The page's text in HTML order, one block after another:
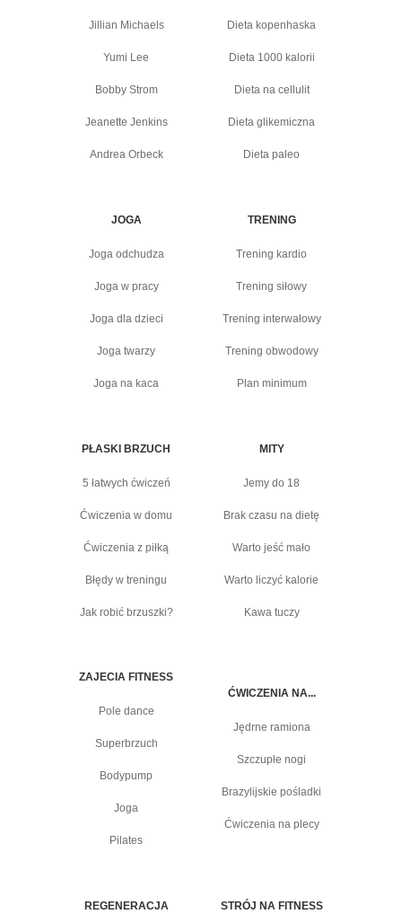
Jillian Michaels
Yumi Lee
Bobby Strom
Jeanette Jenkins
Andrea Orbeck
Dieta kopenhaska
Dieta 1000 kalorii
Dieta na cellulit
Dieta glikemiczna
Dieta paleo
JOGA
Joga odchudza
Joga w pracy
Joga dla dzieci
Joga twarzy
Joga na kaca
TRENING
Trening kardio
Trening siłowy
Trening interwałowy
Trening obwodowy
Plan minimum
PŁASKI BRZUCH
5 łatwych ćwiczeń
Ćwiczenia w domu
Ćwiczenia z piłką
Błędy w treningu
Jak robić brzuszki?
MITY
Jemy do 18
Brak czasu na dietę
Warto jeść mało
Warto liczyć kalorie
Kawa tuczy
ZAJECIA FITNESS
Pole dance
Superbrzuch
Bodypump
Joga
Pilates
ĆWICZENIA NA...
Jędrne ramiona
Szczupłe nogi
Brazylijskie pośladki
Ćwiczenia na plecy
REGENERACJA STRÓJ NA FITNESS